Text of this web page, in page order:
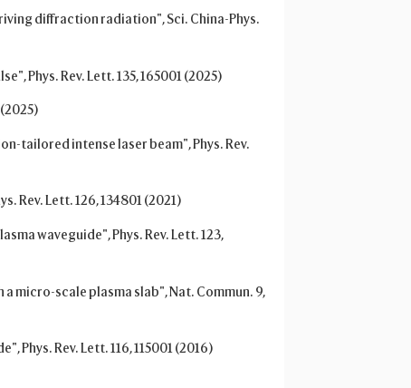
diffraction radiation", Sci. China-Phys.
Phys. Rev. Lett. 135, 165001 (2025)
tailored intense laser beam", Phys. Rev.
Lett. 126, 134801 (2021)
waveguide", Phys. Rev. Lett. 123,
a micro-scale plasma slab", Nat. Commun. 9,
Phys. Rev. Lett. 116, 115001 (2016)